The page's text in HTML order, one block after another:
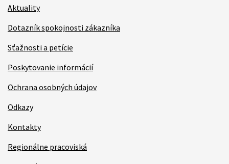
Aktuality
Dotazník spokojnosti zákazníka
Sťažnosti a petície
Poskytovanie informácií
Ochrana osobných údajov
Odkazy
Kontakty
Regionálne pracoviská